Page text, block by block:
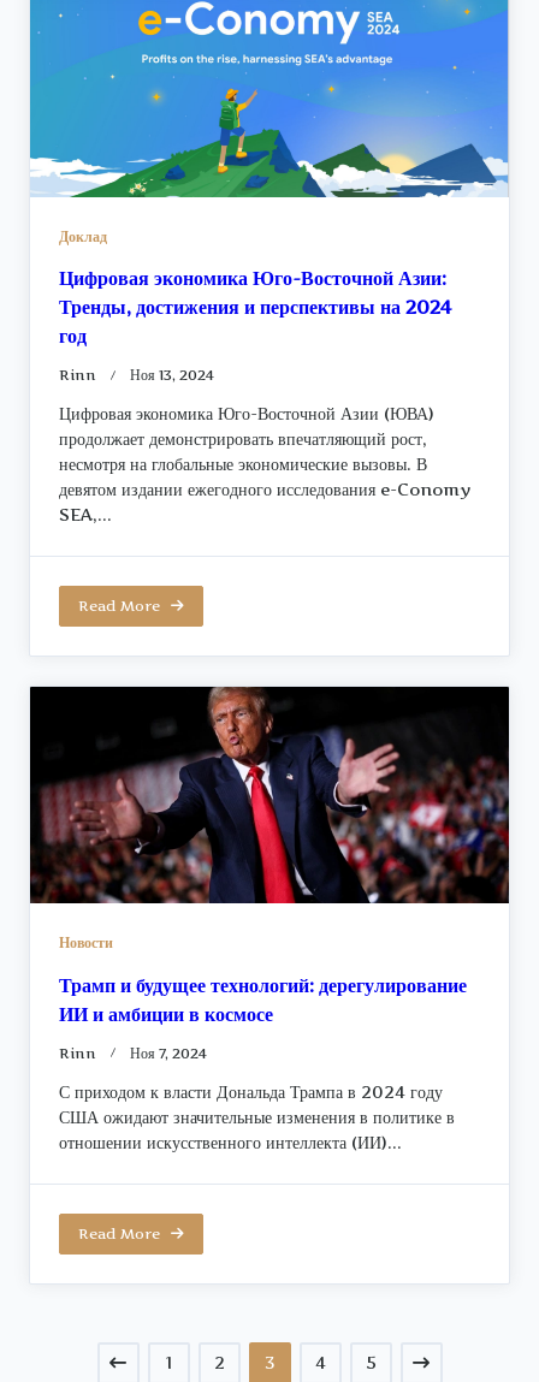
Доклад
Цифровая экономика Юго-Восточной Азии:
Тренды, достижения и перспективы на 2024
год
Rinn Ноя 13, 2024
Цифровая экономика Юго-Восточной Азии (ЮВА)
продолжает демонстрировать впечатляющий рост,
несмотря на глобальные экономические вызовы. В
девятом издании ежегодного исследования e-Conomy
SEA,...
Read More
Новости
Трамп и будущее технологий: дерегулирование
ИИ и амбиции в космосе
Rinn Ноя 7, 2024
С приходом к власти Дональда Трампа в 2024 году
США ожидают значительные изменения в политике в
отношении искусственного интеллекта (ИИ)...
Read More
1 2 3 4 5